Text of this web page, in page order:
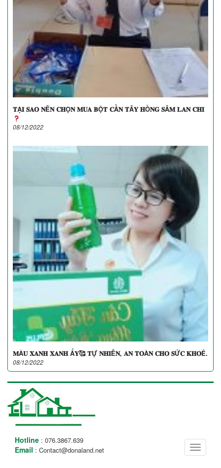
𝐓Ạ𝐈 𝐒𝐀𝐎 𝐍Ê𝐍 𝐂𝐇Ọ𝐍 𝐌𝐔𝐀 𝐁Ộ𝐓 𝐂Ầ𝐍 𝐓Â𝐘 𝐇Ồ𝐍𝐆 𝐒Â𝐌 𝐋𝐀𝐍 𝐂𝐇𝐈
08/12/2022
𝐌À𝐔 𝐗𝐀𝐍𝐇 𝐗𝐀𝐍𝐇 Ấ𝐘🥰 𝐓Ự 𝐍𝐇𝐈Ê𝐍, 𝐀𝐍 𝐓𝐎À𝐍 𝐂𝐇𝐎 𝐒Ứ𝐂 𝐊𝐇𝐎Ẻ.
08/12/2022
Toggle
Hotline : 076.3867.639
Email : Contact@donaland.net